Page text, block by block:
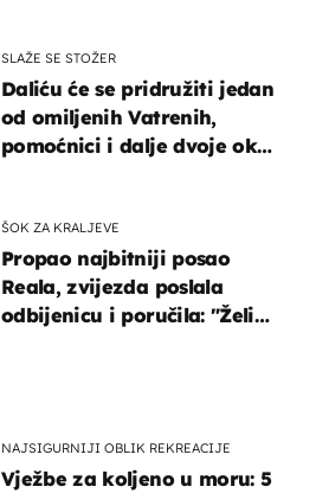
NAJSIGURNIJI OBLIK REKREACIJE
Vježbe za koljeno u moru: 5
SLAŽE SE STOŽER
Daliću će se pridružiti jedan
od omiljenih Vatrenih,
pomoćnici i dalje dvoje oko
ŠOK ZA KRALJEVE
Propao najbitniji posao
Reala, zvijezda poslala
odbijenicu i poručila: "Želim